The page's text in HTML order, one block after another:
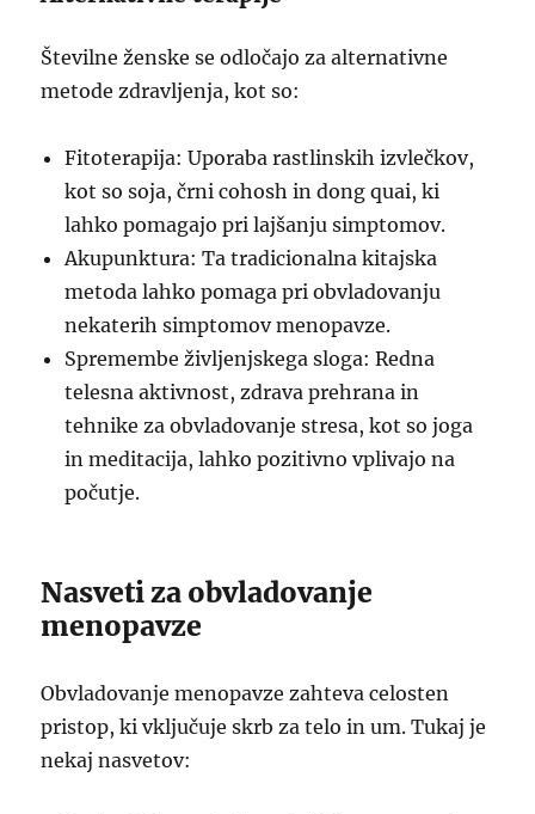
Številne ženske se odločajo za alternativne
metode zdravljenja, kot so:
Fitoterapija: Uporaba rastlinskih izvlečkov,
kot so soja, črni cohosh in dong quai, ki
lahko pomagajo pri lajšanju simptomov.
Akupunktura: Ta tradicionalna kitajska
metoda lahko pomaga pri obvladovanju
nekaterih simptomov menopavze.
Spremembe življenjskega sloga: Redna
telesna aktivnost, zdrava prehrana in
tehnike za obvladovanje stresa, kot so joga
in meditacija, lahko pozitivno vplivajo na
počutje.
Nasveti za obvladovanje
menopavze
Obvladovanje menopavze zahteva celosten
pristop, ki vključuje skrb za telo in um. Tukaj je
nekaj nasvetov: